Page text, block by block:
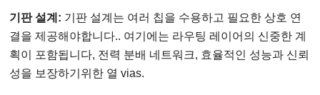
기판 설계: 기판 설계는 여러 칩을 수용하고 필요한 상호 연
결을 제공해야합니다.. 여기에는 라우팅 레이어의 신중한 계
획이 포함됩니다, 전력 분배 네트워크, 효율적인 성능과 신뢰
성을 보장하기위한 열 vias.